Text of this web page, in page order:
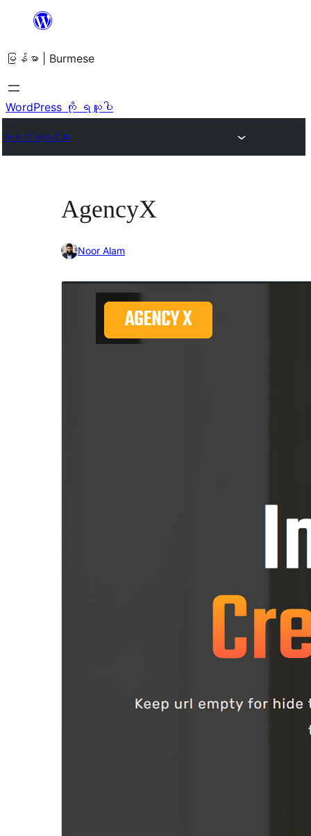
အကြောင်းအရာ
ကျော်သွား
ရန်
မြန်မာ | Burmese
WordPress ကို ရယူပါ
အခင်းအကျင်းများ
AgencyX
Noor Alam